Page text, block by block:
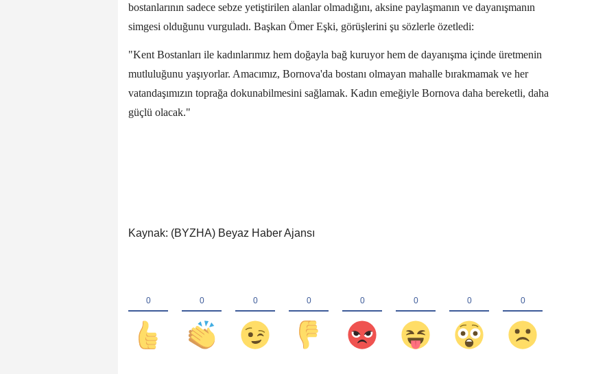
bostanlarının sadece sebze yetiştirilen alanlar olmadığını, aksine paylaşmanın ve dayanışmanın
simgesi olduğunu vurguladı. Başkan Ömer Eşki, görüşlerini şu sözlerle özetledi:
"Kent Bostanları ile kadınlarımız hem doğayla bağ kuruyor hem de dayanışma içinde üretmenin
mutluluğunu yaşıyorlar. Amacımız, Bornova'da bostanı olmayan mahalle bırakmamak ve her
vatandaşımızın toprağa dokunabilmesini sağlamak. Kadın emeğiyle Bornova daha bereketli, daha
güçlü olacak."
Kaynak: (BYZHA) Beyaz Haber Ajansı